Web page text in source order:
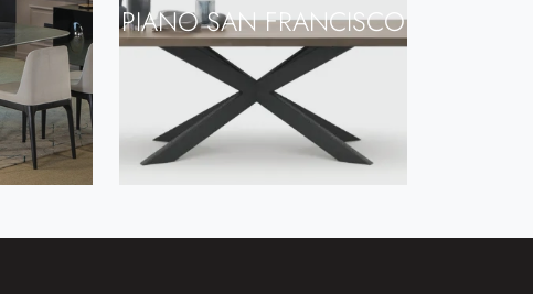
PIANO SAN FRANCISCO